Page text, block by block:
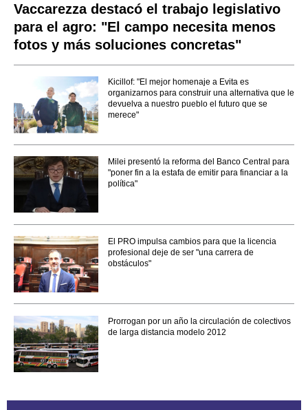
Vaccarezza destacó el trabajo legislativo
para el agro: "El campo necesita menos
fotos y más soluciones concretas"
Kicillof: "El mejor homenaje a Evita es
organizarnos para construir una alternativa que le
devuelva a nuestro pueblo el futuro que se
merece"
Milei presentó la reforma del Banco Central para
"poner fin a la estafa de emitir para financiar a la
política"
El PRO impulsa cambios para que la licencia
profesional deje de ser "una carrera de
obstáculos"
Prorrogan por un año la circulación de colectivos
de larga distancia modelo 2012